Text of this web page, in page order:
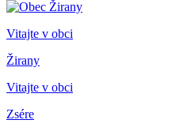
Vitajte v obci
Žirany
Vitajte v obci
Zsére